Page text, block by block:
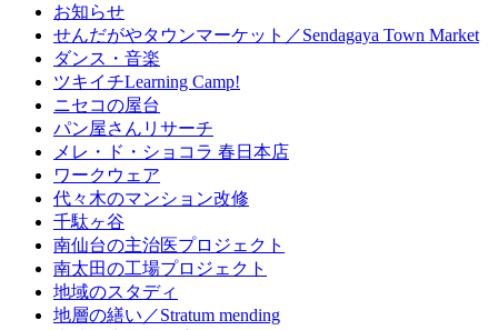
お知らせ
せんだがやタウンマーケット／Sendagaya Town Market
ダンス・音楽
ツキイチLearning Camp!
ニセコの屋台
パン屋さんリサーチ
メレ・ド・ショコラ 春日本店
ワークウェア
代々木のマンション改修
千駄ヶ谷
南仙台の主治医プロジェクト
南太田の工場プロジェクト
地域のスタディ
地層の繕い／Stratum mending